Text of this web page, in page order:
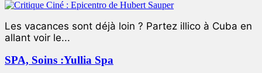
Les vacances sont déjà loin ? Partez illico à Cuba en
allant voir le...
SPA, Soins :Yullia Spa